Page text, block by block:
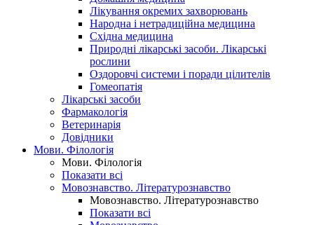
Лікування окремих захворювань
Народна і нетрадиційна медицина
Східна медицина
Природні лікарські засоби. Лікарські
рослини
Оздоровчі системи і поради цілителів
Гомеопатія
Лікарські засоби
Фармакологія
Ветеринарія
Довідники
Мови. Філологія
Мови. Філологія
Показати всі
Мовознавство. Літературознавство
Мовознавство. Літературознавство
Показати всі